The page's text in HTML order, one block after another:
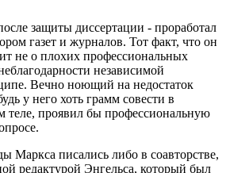
защиты диссертации - проработал
газет и журналов. Тот факт, что он
не о плохих профессиональных
независимой
Вечно ноющий на недостаток
у него хоть грамм совести в
теле, проявил бы профессиональную
Маркса писались либо в соавторстве,
редактурой Энгельса, который был